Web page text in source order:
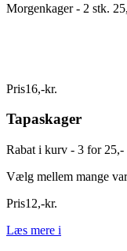
Morgenkager - 2 stk.
Pris16,-kr.
Tapaskager
Rabat i kurv - 3 for 25,-
Vælg mellem mange
Pris12,-kr.
Læs mere i